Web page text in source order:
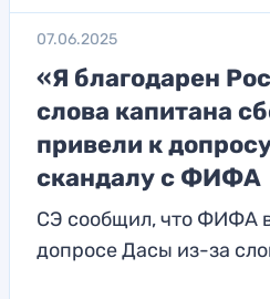
07.06.2025
«Я благодарен
слова капитана
привели к
скандалу с ФИФА
СЭ сообщил, что ФИФА
допросе Дасы из-за